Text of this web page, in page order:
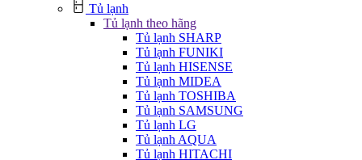
Tủ lạnh
Tủ lạnh theo hãng
Tủ lạnh SHARP
Tủ lạnh FUNIKI
Tủ lạnh HISENSE
Tủ lạnh MIDEA
Tủ lạnh TOSHIBA
Tủ lạnh SAMSUNG
Tủ lạnh LG
Tủ lạnh AQUA
Tủ lạnh HITACHI